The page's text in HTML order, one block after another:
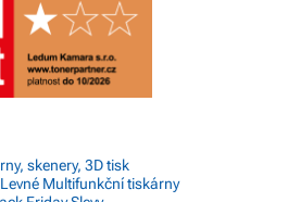
skenery, 3D tisk
Levné Multifunkční tiskárny